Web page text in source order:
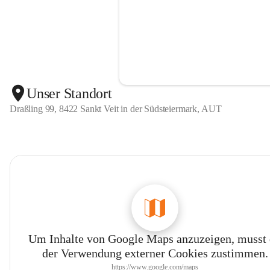
Unser Standort
Draßling 99, 8422 Sankt Veit in der Südsteiermark, AUT
Um Inhalte von Google Maps anzuzeigen, musst
der Verwendung externer Cookies zustimmen.
https://www.google.com/maps